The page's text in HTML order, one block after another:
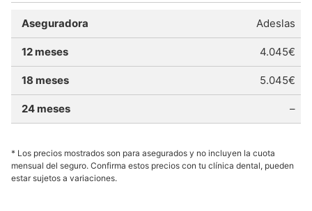
Adeslas
4.045€
5.045€
–
* Los precios mostrados son para asegurados y no incluyen la cuota
mensual del seguro. Confirma estos precios con tu clínica dental, pueden
estar sujetos a variaciones.